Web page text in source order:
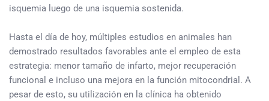
isquemia luego de una isquemia sostenida.
Hasta el día de hoy, múltiples estudios en animales han
demostrado resultados favorables ante el empleo de esta
estrategia: menor tamaño de infarto, mejor recuperación
funcional e incluso una mejora en la función mitocondrial. A
pesar de esto, su utilización en la clínica ha obtenido